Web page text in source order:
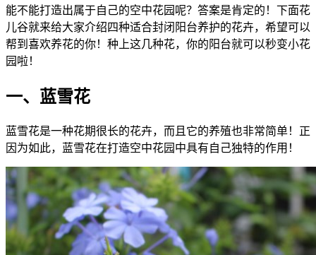
能不能打造出属于自己的空中花园呢？答案是肯定的！下面花
儿谷就来给大家介绍四种适合封闭阳台养护的花卉，希望可以
帮到喜欢养花的你！种上这几种花，你的阳台就可以秒变小花
园啦！
一、蓝雪花
蓝雪花是一种花期很长的花卉，而且它的养殖也非常简单！正
因为如此，蓝雪花在打造空中花园中具有自己独特的作用！